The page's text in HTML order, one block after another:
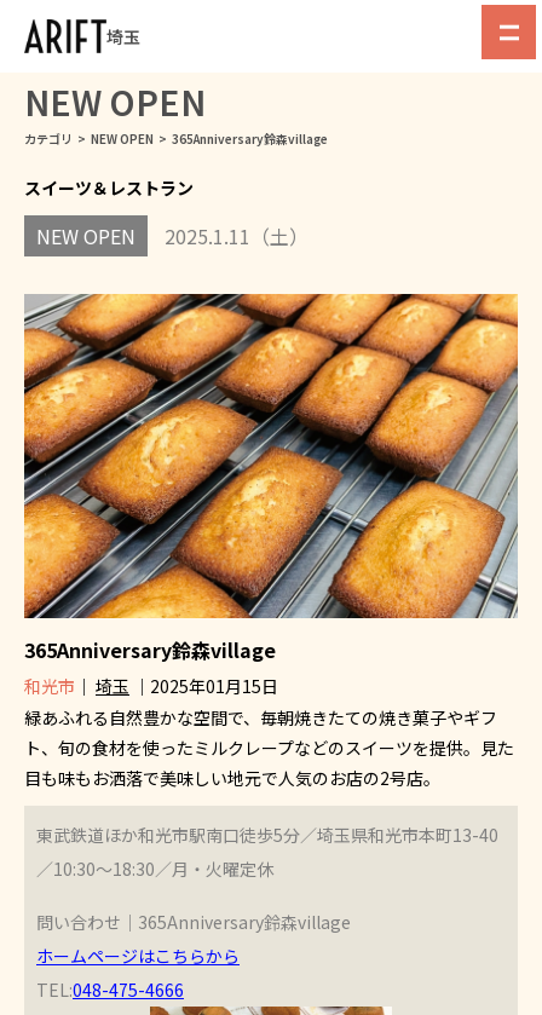
埼玉
NEW OPEN
カテゴリ > NEW OPEN > 365Anniversary鈴森village
スイーツ＆レストラン
NEW OPEN 2025.1.11（土）
365Anniversary鈴森village
和光市 ｜ 埼玉 ｜2025年01月15日
緑あふれる自然豊かな空間で、毎朝焼きたての焼き菓子やギフ
ト、旬の食材を使ったミルクレープなどのスイーツを提供。見た
目も味もお洒落で美味しい地元で人気のお店の2号店。
東武鉄道ほか和光市駅南口徒歩5分／埼玉県和光市本町13-40
／10:30～18:30／月・火曜定休
問い合わせ｜365Anniversary鈴森village
ホームページはこちらから
TEL:048-475-4666